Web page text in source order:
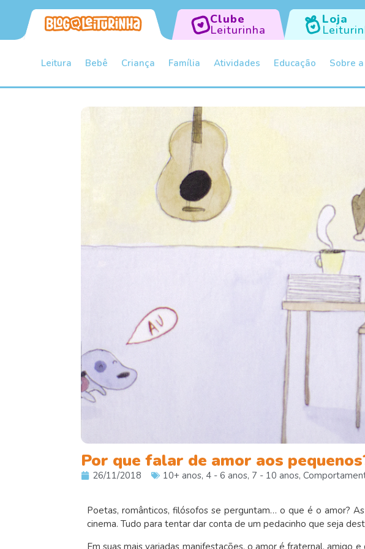
Clube
Leiturinha
Loja
Leitura Bebê Criança Família Atividades Educação Sobre
Por que falar de amor aos
26/11/2018 10+ anos, 4 - 6 anos, 7 - 10 anos,
Poetas, românticos, filósofos se perguntam… o que é o amor?
cinema. Tudo para tentar dar conta de um pedacinho que seja
Em suas mais variadas manifestações, o amor é fraternal, amigo